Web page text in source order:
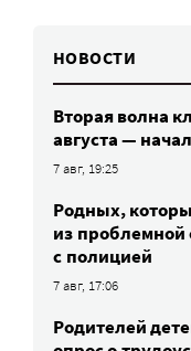
НОВОСТИ
Вторая волна
августа —
7 авг, 19:25
Родных,
из проблемной
с полицией
7 авг, 17:06
Родителей